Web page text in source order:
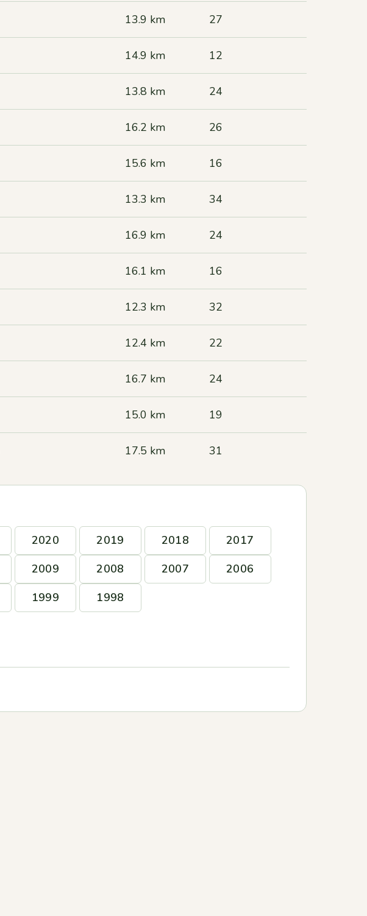
13.9 km 27
14.9 km 12
13.8 km 24
16.2 km 26
15.6 km 16
13.3 km 34
16.9 km 24
16.1 km 16
12.3 km 32
12.4 km 22
16.7 km 24
15.0 km 19
17.5 km 31
2020 2019 2018
2017
2009 2008 2007
2006
1999 1998